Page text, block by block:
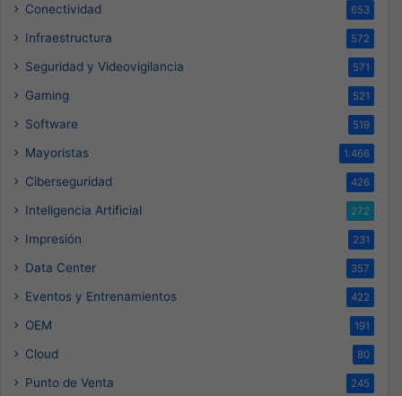
Conectividad 653
Infraestructura 572
Seguridad y Videovigilancia 571
Gaming 521
Software 519
Mayoristas 1.466
Ciberseguridad 426
Inteligencia Artificial 272
Impresión 231
Data Center 357
Eventos y Entrenamientos 422
OEM 191
Cloud 80
Punto de Venta 245